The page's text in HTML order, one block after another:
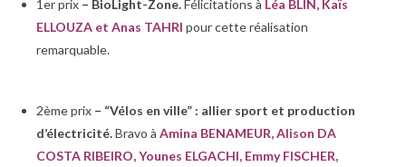
1er prix – BioLight-Zone.Félicitations à Léa BLIN, Kaïs
ELLOUZA et Anas TAHRI pour cette réalisation
remarquable.
2ème prix – “Vélos en ville” : allier sport et production
d’électricité.Bravo à Amina BENAMEUR, Alison DA
COSTA RIBEIRO, Younes ELGACHI, Emmy FISCHER,